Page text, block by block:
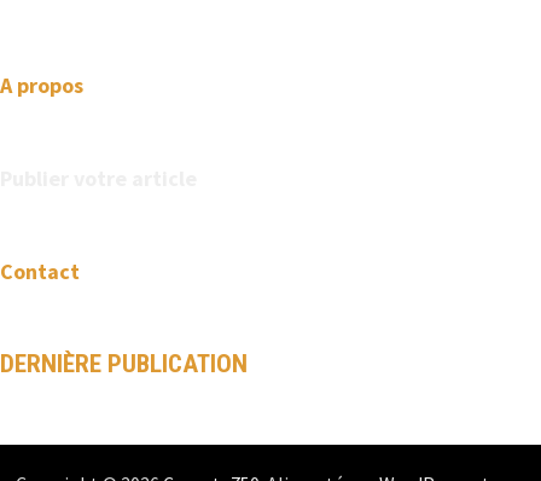
A propos
Contact
DERNIÈRE PUBLICATION